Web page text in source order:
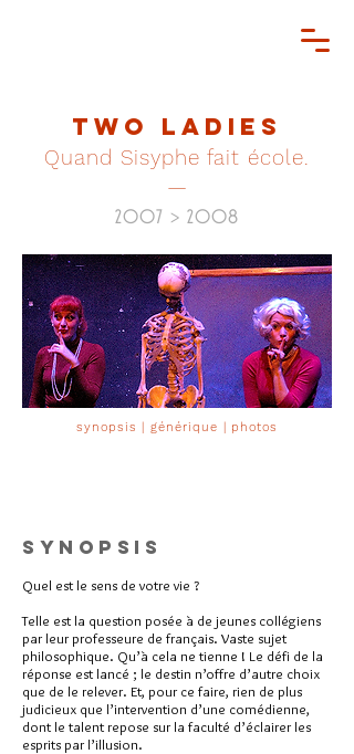
Two Ladies
Quand Sisyphe fait école.
—
2007 > 2008
synopsis | générique | photos
Synopsis
Quel est le sens de votre vie ?
Telle est la question posée à de jeunes collégiens
par leur professeure de français. Vaste sujet
philosophique. Qu’à cela ne tienne ! Le défi de la
réponse est lancé ; le destin n’offre d’autre choix
que de le relever. Et, pour ce faire, rien de plus
judicieux que l’intervention d’une comédienne,
dont le talent repose sur la faculté d’éclairer les
esprits par l’illusion.